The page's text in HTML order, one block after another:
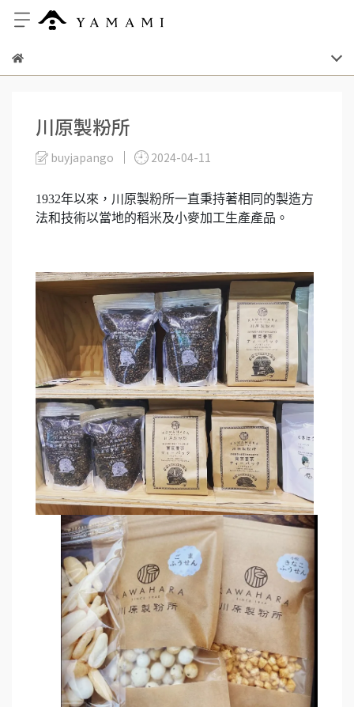
川原製粉所
buyjapango 2024-04-11
1932年以來，川原製粉所一直秉持著相同的製造方
法和技術以當地的稻米及小麥加工生產產品。